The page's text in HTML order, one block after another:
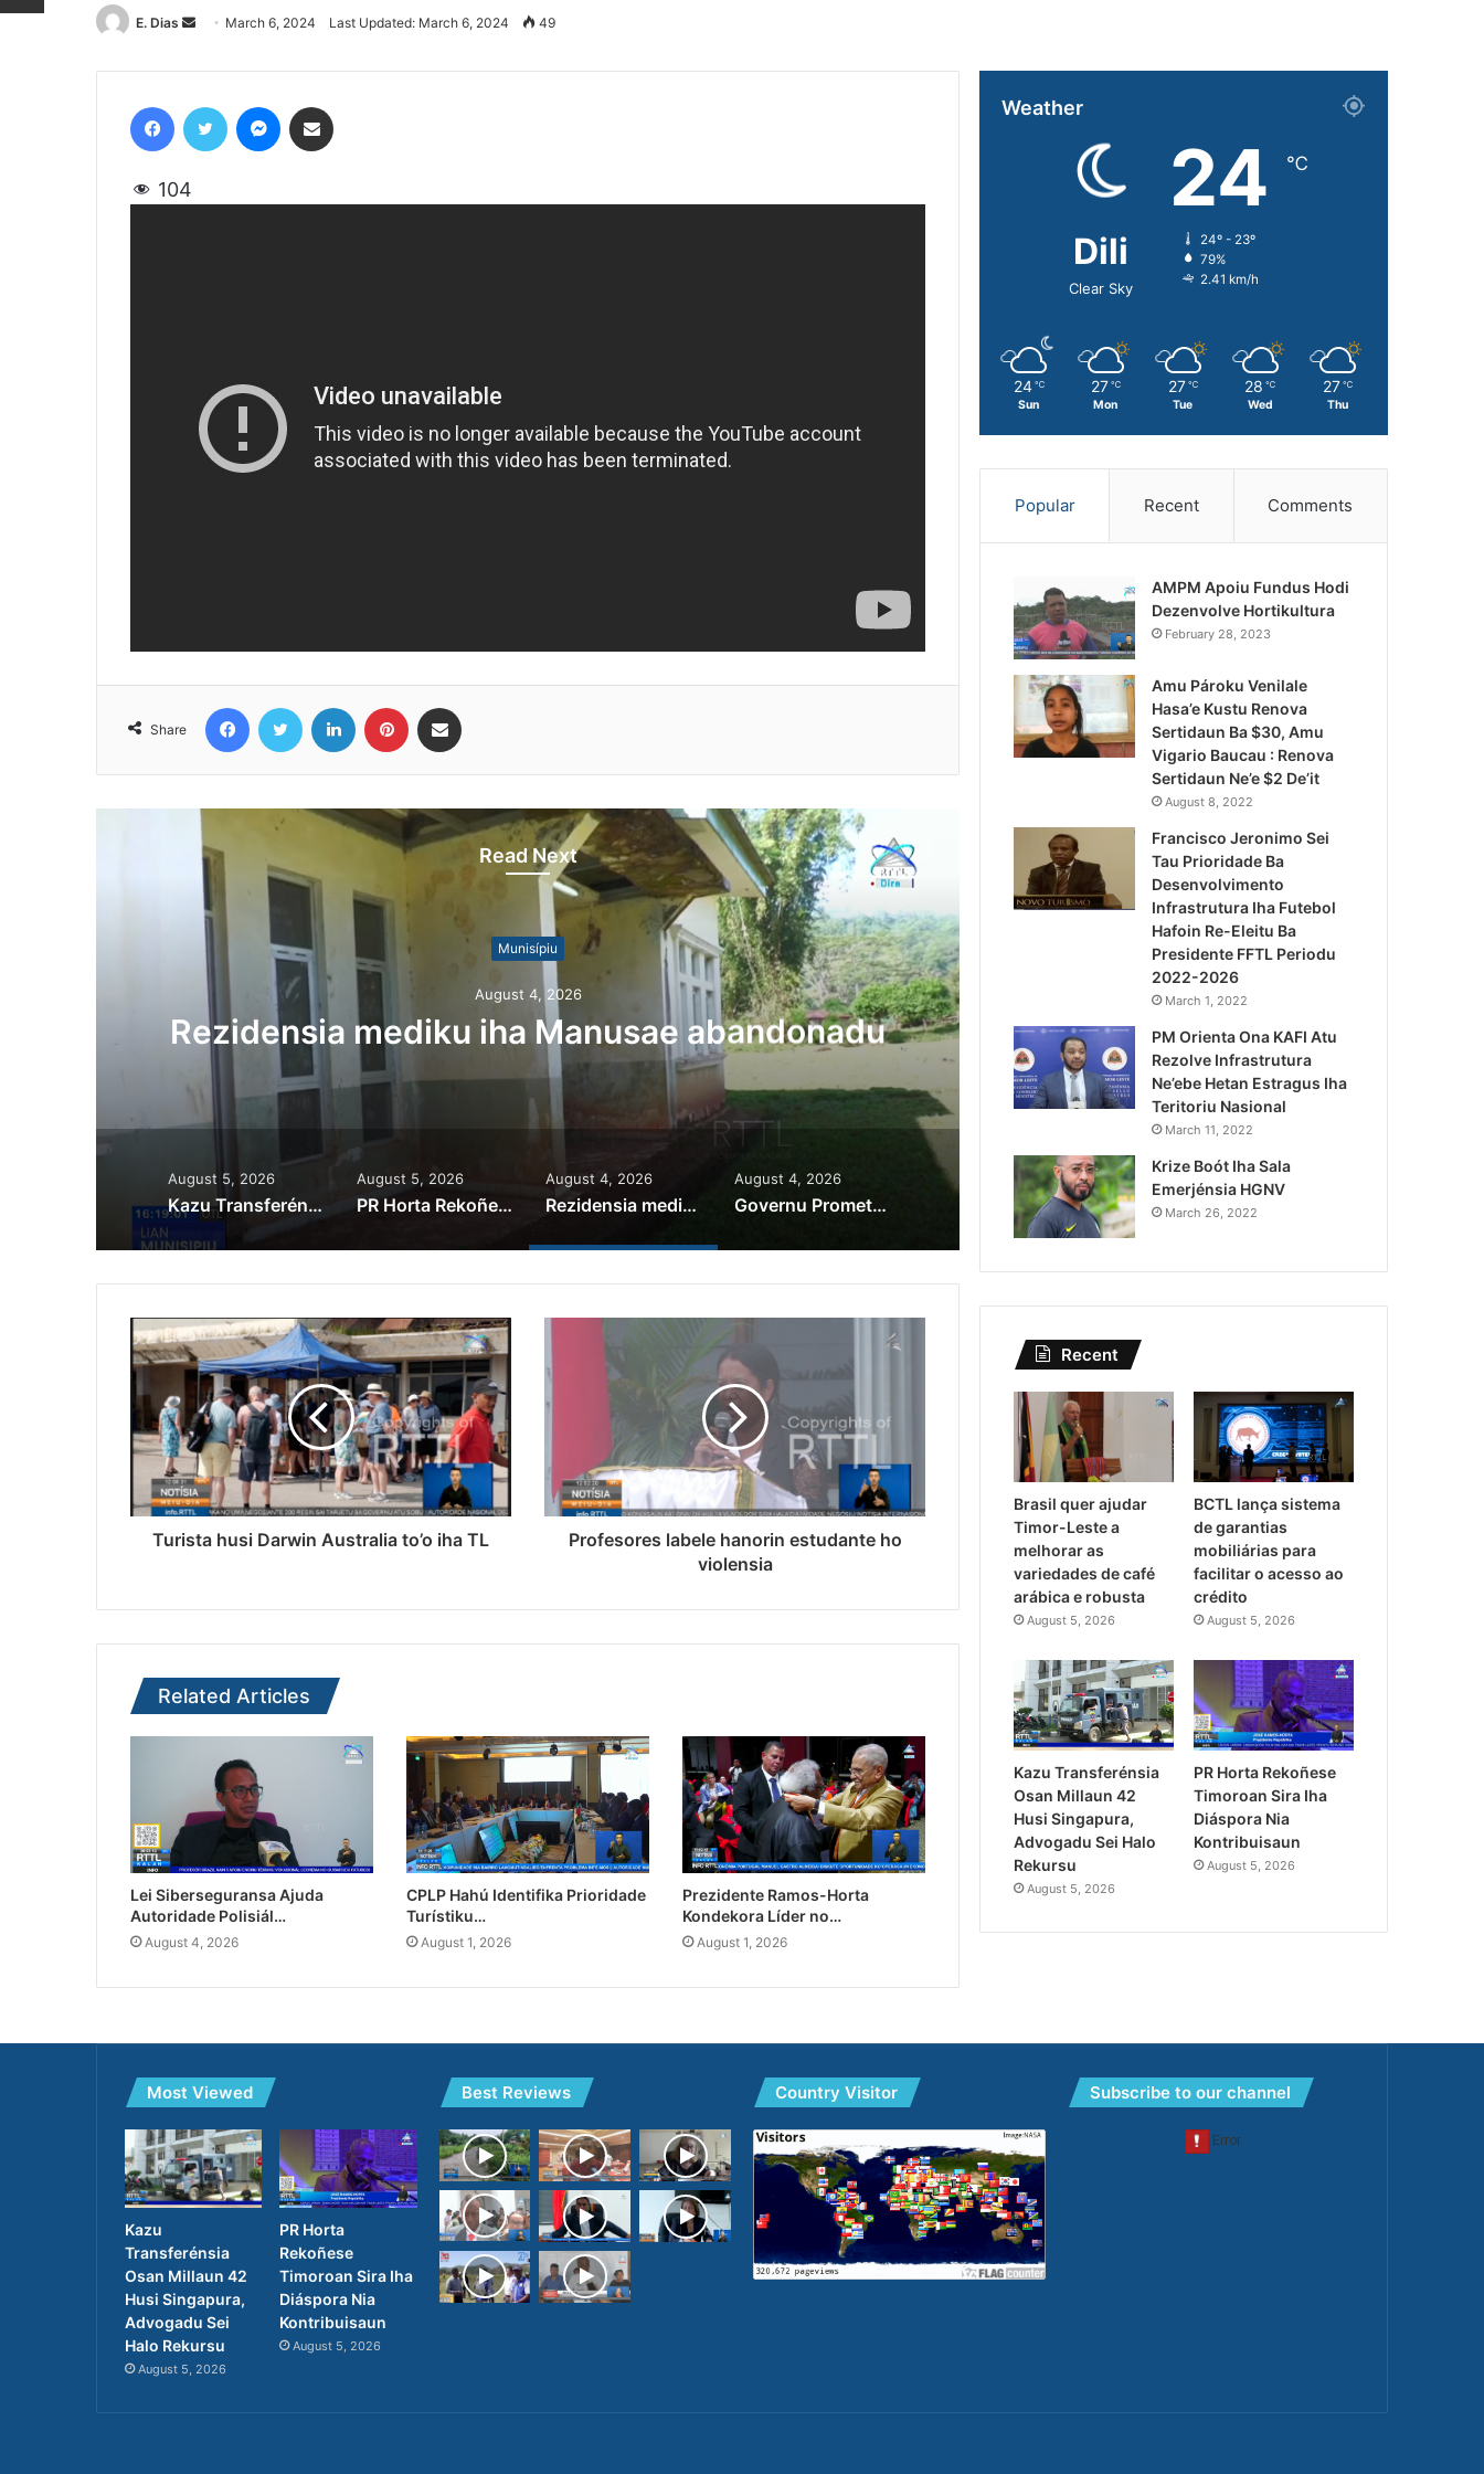
E. Dias
Send
email
March 6, 2024 Last Updated: March 6, 2024 49
104
Share
Read Next
Munisípiu
August 4, 2026
Rezidensia mediku iha Manusae abandonadu
Governu Promete Tau
Minerais no Setór
August 5, 2026
Kazu Transferénsia Osan Millaun 42 Husi Singapura, Advogadu Sei Halo Rekursu
August 5, 2026
PR Horta Rekoñese Timoroan Sira Iha Diáspora Nia Kontribuisaun
August 4, 2026
Rezidensia mediku iha Manusae abandonadu
August 4, 2026
Governu Promete Tau Prioridade ba Setór Minerais no Setór Produtivu
Turista husi Darwin Australia to’o iha TL
Profesores labele hanorin estudante ho
violensia
Related Articles
Lei Siberseguransa Ajuda
Autoridade Polisiál…
August 4, 2026
CPLP Hahú Identifika Prioridade
Turístiku…
August 1, 2026
Prezidente Ramos-Horta
Kondekora Líder no…
August 1, 2026
Weather
Dili
Clear Sky
24 ℃
24º - 23º
79%
2.41 km/h
24 ℃
Sun
27 ℃
Mon
27 ℃
Tue
28 ℃
Wed
27 ℃
Thu
Popular Recent Comments
AMPM Apoiu Fundus Hodi
Dezenvolve Hortikultura
February 28, 2023
Amu Pároku Venilale
Hasa’e Kustu Renova
Sertidaun Ba $30, Amu
Vigario Baucau : Renova
Sertidaun Ne’e $2 De’it
August 8, 2022
Francisco Jeronimo Sei
Tau Prioridade Ba
Desenvolvimento
Infrastrutura Iha Futebol
Hafoin Re-Eleitu Ba
Presidente FFTL Periodu
2022-2026
March 1, 2022
PM Orienta Ona KAFI Atu
Rezolve Infrastrutura
Ne’ebe Hetan Estragus Iha
Teritoriu Nasional
March 11, 2022
Krize Boót Iha Sala
Emerjénsia HGNV
March 26, 2022
Recent
Brasil quer ajudar
Timor-Leste a
melhorar as
variedades de café
arábica e robusta
August 5, 2026
BCTL lança sistema
de garantias
mobiliárias para
facilitar o acesso ao
crédito
August 5, 2026
Kazu Transferénsia
Osan Millaun 42
Husi Singapura,
Advogadu Sei Halo
Rekursu
August 5, 2026
PR Horta Rekoñese
Timoroan Sira Iha
Diáspora Nia
Kontribuisaun
August 5, 2026
Most Viewed
Kazu
Transferénsia
Osan Millaun 42
Husi Singapura,
Advogadu Sei
Halo Rekursu
August 5, 2026
PR Horta
Rekoñese
Timoroan Sira Iha
Diáspora Nia
Kontribuisaun
August 5, 2026
Best Reviews Country Visitor Subscribe to our channel